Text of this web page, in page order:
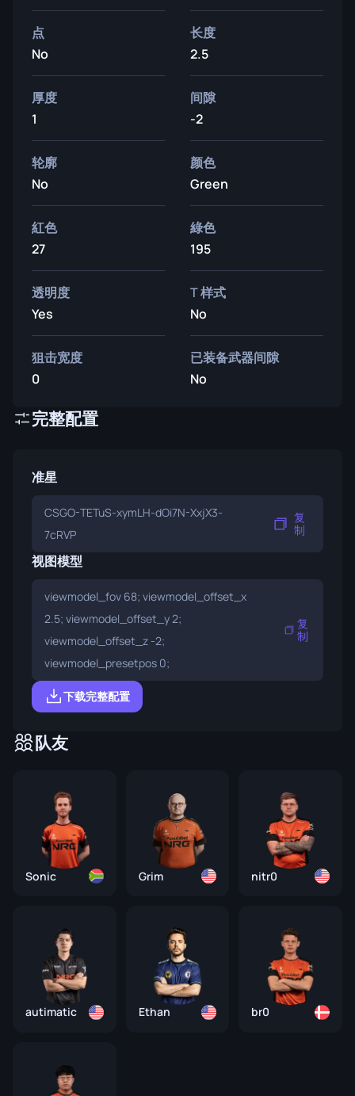
点
No
长度
2.5
厚度
1
间隙
-2
轮廓
No
颜色
Green
紅色
27
綠色
195
透明度
Yes
T 样式
No
狙击宽度
0
已装备武器间隙
No
完整配置
准星
CSGO-TETuS-xymLH-dOi7N-XxjX3-
7cRVP
复
制
视图模型
viewmodel_fov 68; viewmodel_offset_x
2.5; viewmodel_offset_y 2;
viewmodel_offset_z -2;
viewmodel_presetpos 0;
复
制
下载完整配置
队友
Sonic Grim nitr0
autimatic Ethan br0